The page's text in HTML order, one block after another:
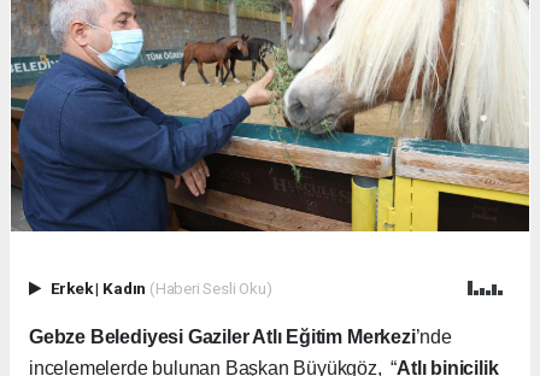
Erkek| Kadın (Haberi Sesli Oku)
Gebze Belediyesi Gaziler Atlı Eğitim Merkezi’nde
incelemelerde bulunan Başkan Büyükgöz, “Atlı binicilik